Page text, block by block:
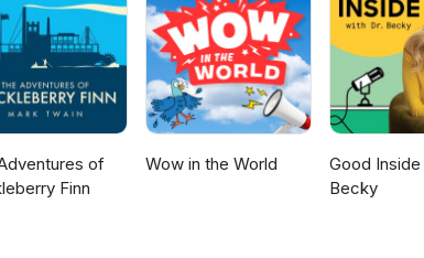
of
Finn
Wow in the World
Good Inside
Becky